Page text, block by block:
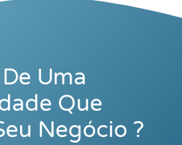
Uma
Que
Negócio ?